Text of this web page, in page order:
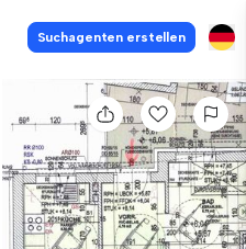
Suchagenten erstellen